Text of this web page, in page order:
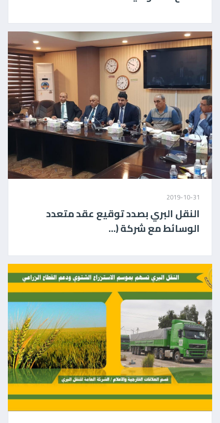
2019-10-31
النقل البري بصدد توقيع عقد متعدد
الوسائط مع شركة (...